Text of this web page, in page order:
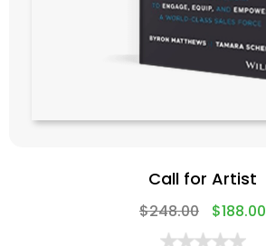
Call for Artist
$248.00 $188.00